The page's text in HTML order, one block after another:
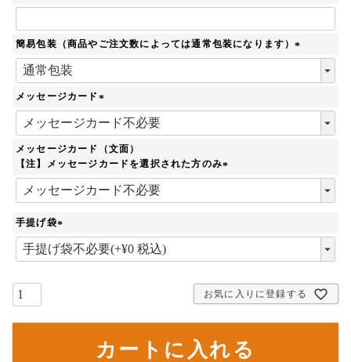
簡易包装（商品やご注文数によっては通常包装になります）
メッセージカード
須
)
メッセージカード（文面）
【注】メッセージカードを選択された方のみ
手提げ袋
(
必
お気に入りに登録する
カートに入れる